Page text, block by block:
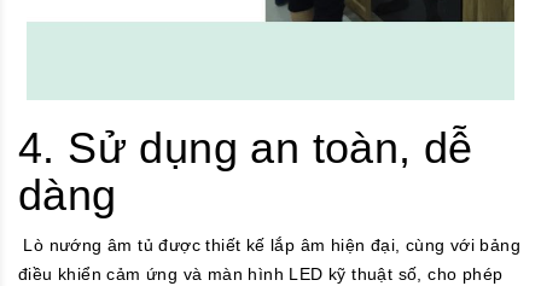
4. Sử dụng an toàn, dễ
dàng
Lò nướng âm tủ được thiết kế lắp âm hiện đại, cùng với bảng
điều khiển cảm ứng và màn hình LED kỹ thuật số, cho phép